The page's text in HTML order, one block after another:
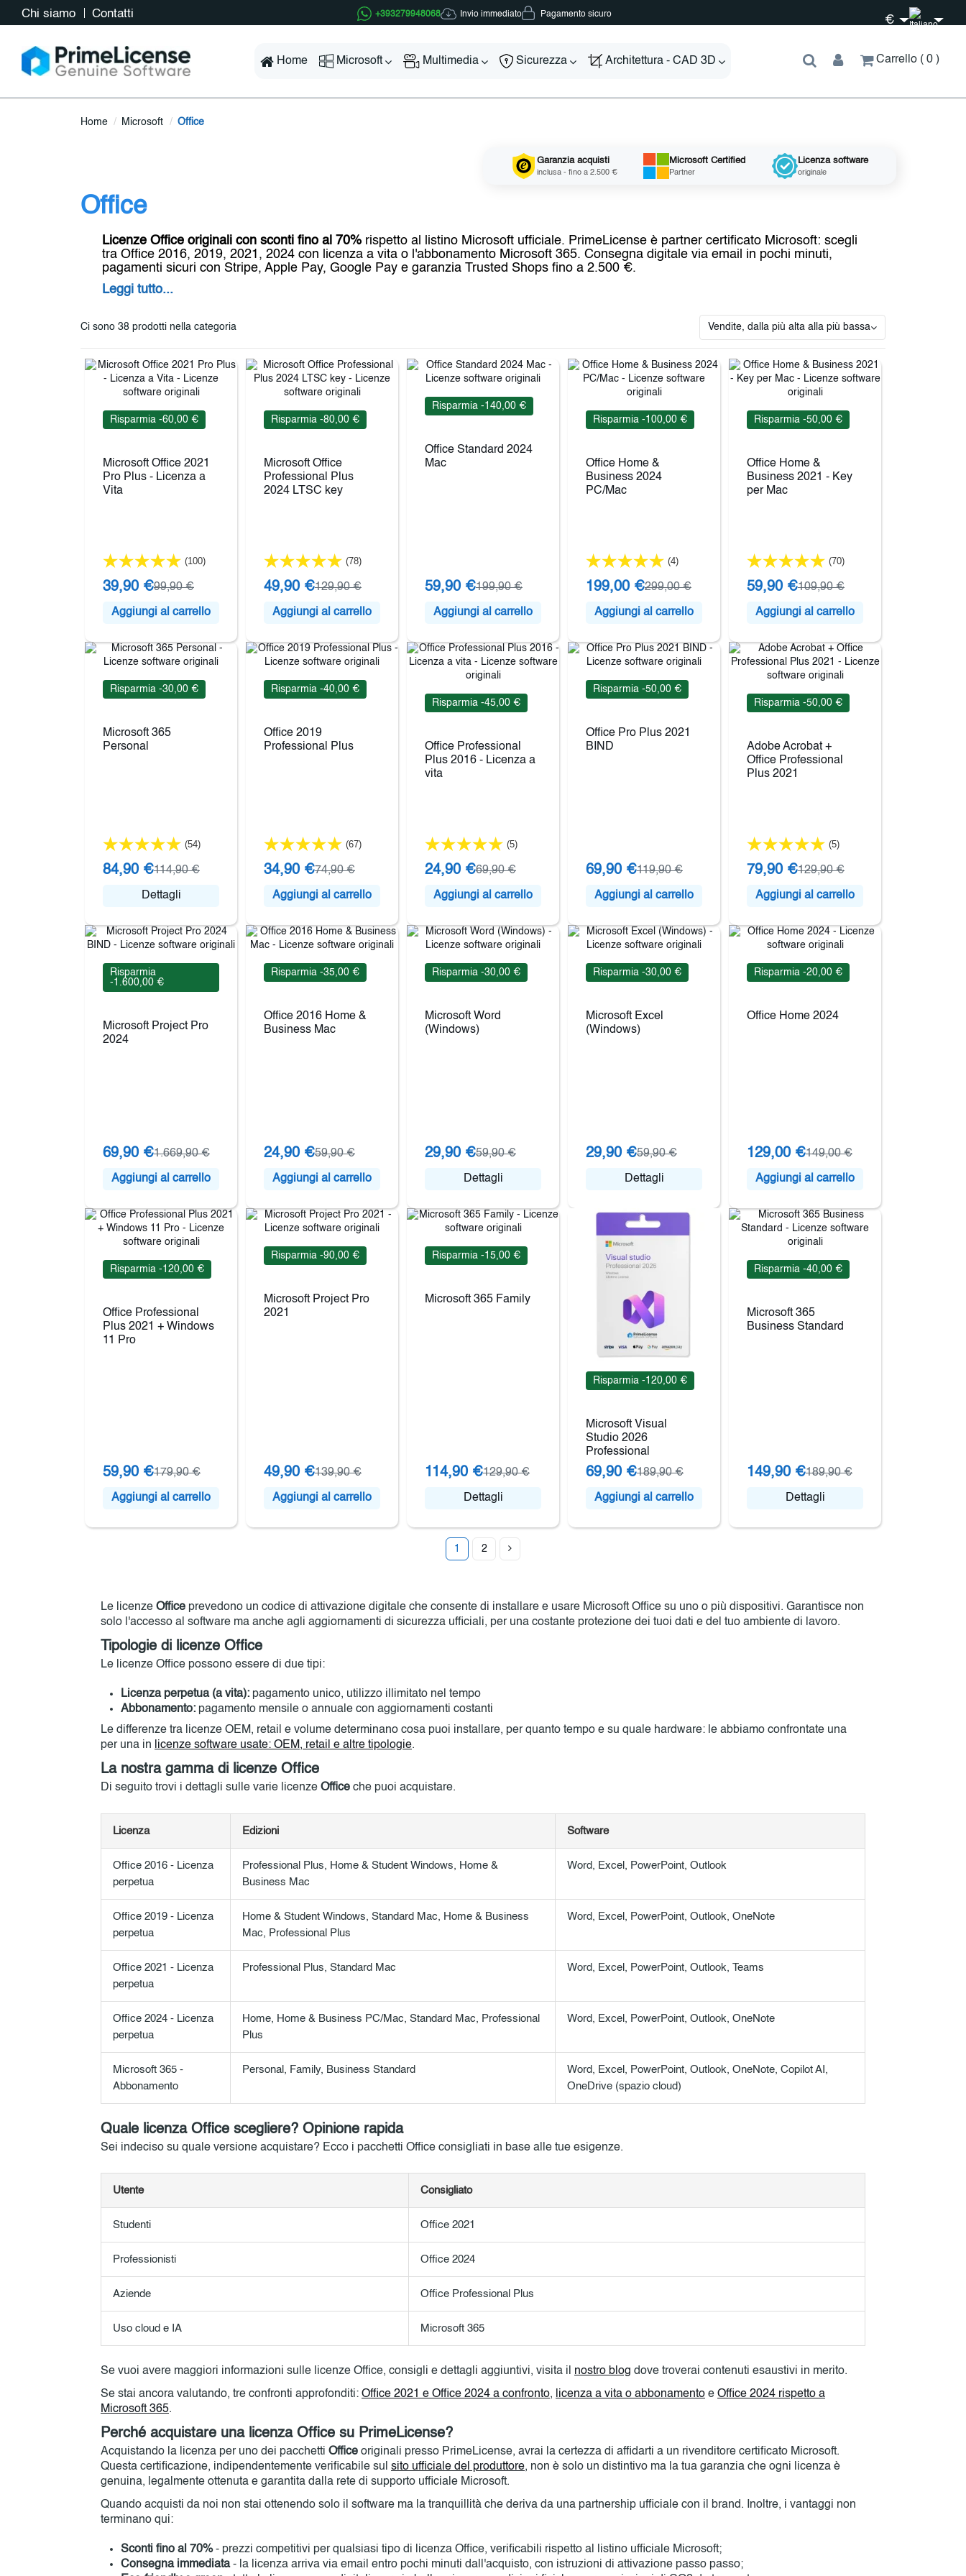
Chi siamo Contatti +393279948068 Invio immediato Pagamento sicuro €
Home Microsoft Multimedia Sicurezza Architettura - CAD 3D Carrello 0
Home Microsoft Office
Garanzia acquisti
inclusa - fino a 2.500 €
MicrosoftCertified
Partner
Licenza software
originale
Office
Licenze Office originali con sconti fino al 70% rispetto al listino Microsoft ufficiale. PrimeLicense è partner certificato Microsoft: scegli
tra Office 2016, 2019, 2021, 2024 con licenza a vita o l'abbonamento Microsoft 365. Consegna digitale via email in pochi minuti,
pagamenti sicuri con Stripe, Apple Pay, Google Pay e garanzia Trusted Shops fino a 2.500 €.
Leggi tutto...
Ci sono 38 prodotti nella categoria Vendite, dalla più alta alla più bassa
Risparmia -60,00 €
Microsoft Office 2021
Pro Plus - Licenza a
Vita
(100)
39,90 €99,90 €
Aggiungi al carrello
Risparmia -80,00 €
Microsoft Office
Professional Plus
2024 LTSC key
(78)
49,90 €129,90 €
Aggiungi al carrello
Risparmia -140,00 €
Office Standard 2024
Mac
59,90 €199,90 €
Aggiungi al carrello
Risparmia -100,00 €
Office Home &
Business 2024
PC/Mac
(4)
199,00 €299,00 €
Aggiungi al carrello
Risparmia -50,00 €
Office Home &
Business 2021 - Key
per Mac
(70)
59,90 €109,90 €
Aggiungi al carrello
Risparmia -30,00 €
Microsoft 365
Personal
(54)
84,90 €114,90 €
Dettagli
Risparmia -40,00 €
Office 2019
Professional Plus
(67)
34,90 €74,90 €
Aggiungi al carrello
Risparmia -45,00 €
Office Professional
Plus 2016 - Licenza a
vita
(5)
24,90 €69,90 €
Aggiungi al carrello
Risparmia -50,00 €
Office Pro Plus 2021
BIND
69,90 €119,90 €
Aggiungi al carrello
Risparmia -50,00 €
Adobe Acrobat +
Office Professional
Plus 2021
(5)
79,90 €129,90 €
Aggiungi al carrello
Risparmia
-1.600,00 €
Microsoft Project Pro
2024
69,90 €1.669,90 €
Aggiungi al carrello
Risparmia -35,00 €
Office 2016 Home &
Business Mac
24,90 €59,90 €
Aggiungi al carrello
Risparmia -30,00 €
Microsoft Word
(Windows)
29,90 €59,90 €
Dettagli
Risparmia -30,00 €
Microsoft Excel
(Windows)
29,90 €59,90 €
Dettagli
Risparmia -20,00 €
Office Home 2024
129,00 €149,00 €
Aggiungi al carrello
Risparmia -120,00 €
Office Professional
Plus 2021 + Windows
11 Pro
59,90 €179,90 €
Aggiungi al carrello
Risparmia -90,00 €
Microsoft Project Pro
2021
49,90 €139,90 €
Aggiungi al carrello
Risparmia -15,00 €
Microsoft 365 Family
114,90 €129,90 €
Dettagli
Risparmia -120,00 €
Microsoft Visual
Studio 2026
Professional
69,90 €189,90 €
Aggiungi al carrello
Risparmia -40,00 €
Microsoft 365
Business Standard
149,90 €189,90 €
Dettagli
1 2
Le licenze Office prevedono un codice di attivazione digitale che consente di installare e usare Microsoft Office su uno o più dispositivi. Garantisce non
solo l'accesso al software ma anche agli aggiornamenti di sicurezza ufficiali, per una costante protezione dei tuoi dati e del tuo ambiente di lavoro.
Tipologie di licenze Office
Le licenze Office possono essere di due tipi:
Licenza perpetua (a vita): pagamento unico, utilizzo illimitato nel tempo
Abbonamento: pagamento mensile o annuale con aggiornamenti costanti
Le differenze tra licenze OEM, retail e volume determinano cosa puoi installare, per quanto tempo e su quale hardware: le abbiamo confrontate una
per una in
licenze software usate: OEM, retail e altre tipologie.
La nostra gamma di licenze Office
Di seguito trovi i dettagli sulle varie licenze Office che puoi acquistare.
Licenza Edizioni Software
Office 2016 - Licenza
perpetua
Professional Plus, Home & Student Windows, Home &
Business Mac
Word, Excel, PowerPoint, Outlook
Office 2019 - Licenza
perpetua
Home & Student Windows, Standard Mac, Home & Business
Mac, Professional Plus
Word, Excel, PowerPoint, Outlook, OneNote
Office 2021 - Licenza
perpetua
Professional Plus, Standard Mac Word, Excel, PowerPoint, Outlook, Teams
Office 2024 - Licenza
perpetua
Home, Home & Business PC/Mac, Standard Mac, Professional
Plus
Word, Excel, PowerPoint, Outlook, OneNote
Microsoft 365 -
Abbonamento
Personal, Family, Business Standard
Word, Excel, PowerPoint, Outlook, OneNote, Copilot AI,
OneDrive (spazio cloud)
Quale licenza Office scegliere? Opinione rapida
Sei indeciso su quale versione acquistare? Ecco i pacchetti Office consigliati in base alle tue esigenze.
Utente Consigliato
Studenti Office 2021
Professionisti Office 2024
Aziende Office Professional Plus
Uso cloud e IA Microsoft 365
Se vuoi avere maggiori informazioni sulle licenze Office, consigli e dettagli aggiuntivi, visita il nostro blog dove troverai contenuti esaustivi in merito.
Se stai ancora valutando, tre confronti approfonditi: Office 2021 e Office 2024 a confronto, licenza a vita o abbonamento e Office 2024 rispetto a
Microsoft 365.
Perché acquistare una licenza Office su PrimeLicense?
Acquistando la licenza per uno dei pacchetti Office originali presso PrimeLicense, avrai la certezza di affidarti a un rivenditore certificato Microsoft.
Questa certificazione, indipendentemente verificabile sul sito ufficiale del produttore, non è solo un distintivo ma la tua garanzia che ogni licenza è
genuina, legalmente ottenuta e garantita dalla rete di supporto ufficiale Microsoft.
Quando acquisti da noi non stai ottenendo solo il software ma la tranquillità che deriva da una partnership ufficiale con il brand. Inoltre, i vantaggi non
terminano qui:
Sconti fino al 70%- prezzi competitivi per qualsiasi tipo di licenza Office, verificabili rispetto al listino ufficiale Microsoft;
Consegna immediata- la licenza arriva via email entro pochi minuti dall'acquisto, con istruzioni di attivazione passo passo;